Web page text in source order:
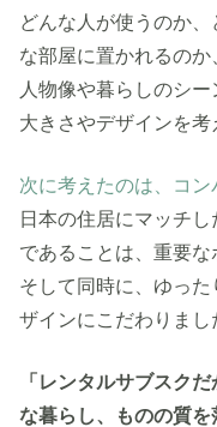
どんな人が使うのか
な部屋に置かれるのか
人物像や暮らしのシ
大きさやデザインを考
次に考えたのは、コン
日本の住居にマッチ
であることは、重要な
そして同時に、ゆっ
ザインにこだわりまし
「レンタルサブスク
な暮らし、ものの質